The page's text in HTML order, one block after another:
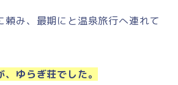
頼み、最期にと温泉旅行へ連れて
ゆらぎ荘でした。